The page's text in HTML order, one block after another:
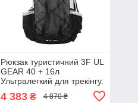
Рюкзак туристичний 3F UL
GEAR 40 + 16л
Ультралегкий для трекінгу.
4 383₴ 4 870 ₴